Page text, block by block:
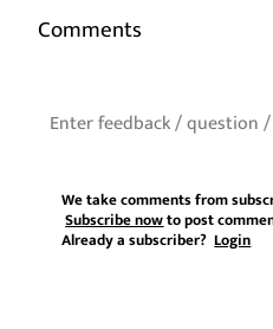
Comments
We take comments from
Subscribe nowto post
Already a subscriber?Login